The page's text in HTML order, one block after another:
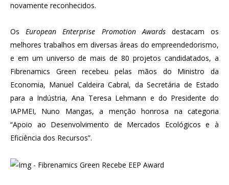
novamente reconhecidos.
OsEuropean Enterprise Promotion Awards destacam os
melhores trabalhos em diversas áreas do empreendedorismo,
e em um universo de mais de 80 projetos candidatados, a
Fibrenamics Green recebeu pelas mãos do Ministro da
Economia, Manuel Caldeira Cabral, da Secretária de Estado
para a Indústria, Ana Teresa Lehmann e do Presidente do
IAPMEI, Nuno Mangas, a menção honrosa na categoria
“Apoio ao Desenvolvimento de Mercados Ecológicos e à
Eficiência dos Recursos”.